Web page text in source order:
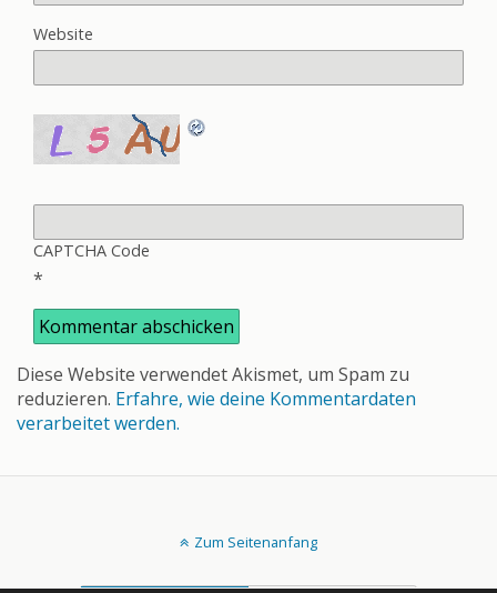
Website
CAPTCHA Code
*
Diese Website verwendet Akismet, um Spam zu
reduzieren. Erfahre, wie deine Kommentardaten
verarbeitet werden.
Zum Seitenanfang